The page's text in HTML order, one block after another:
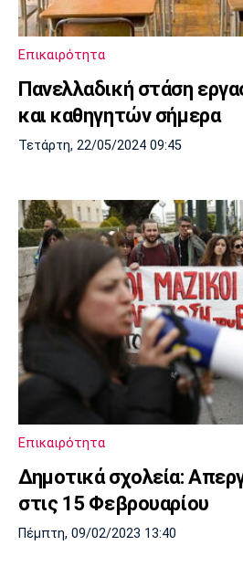
Πολιτισμός
Τραγούδια
Cine Spot
Running
Παρασκήνιο
Πρόγραμμα TV
Μπαρτσελόνα
Ρεάλ
Μαδρίτης
Μάντσεστερ
Γιουνάιτεντ
Τσέλσι
Λίβερπουλ
Μάντσεστερ
Επικαιρότητα
Πανελλαδική στάση
και καθηγητών σήμερα
Τετάρτη, 22/05/2024 09:45
Επικαιρότητα
Δημοτικά σχολεία:
στις 15 Φεβρουαρίου
Πέμπτη, 09/02/2023 13:40